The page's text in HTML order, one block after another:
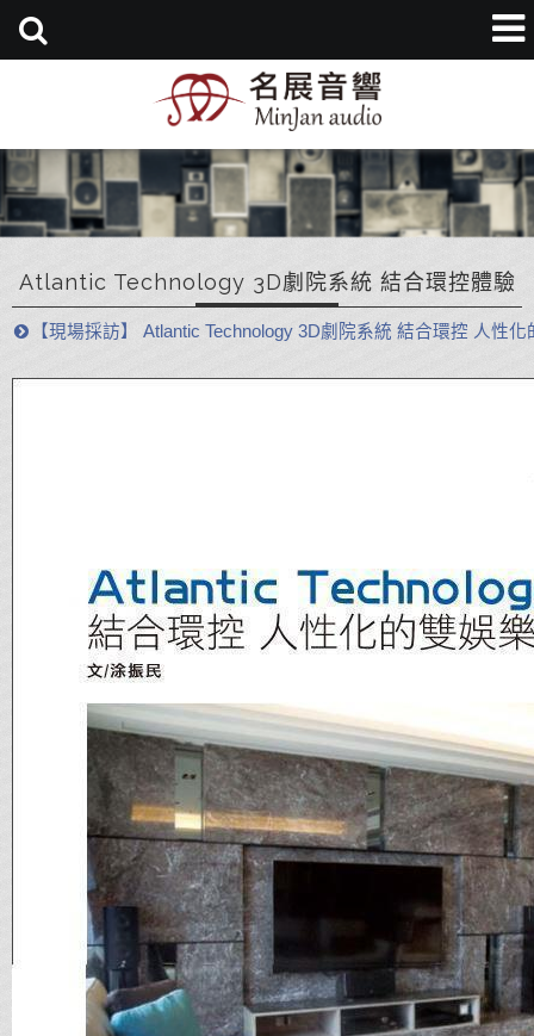
Atlantic Technology 3D劇院系統 結合環控體驗
【現場採訪】 Atlantic Technology 3D劇院系統 結合環控 人性